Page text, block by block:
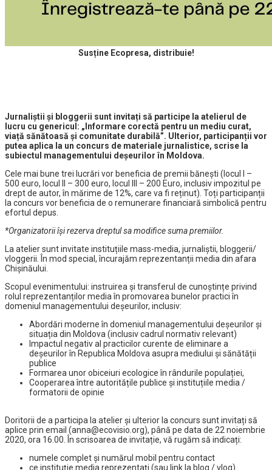
Susține Ecopresa, distribuie!
Jurnaliștii și bloggerii sunt invitați să participe la atelierul de
lucru cu genericul: „Informare corectă pentru un mediu curat,
viață sănătoasă și comunitate durabilă”. Ulterior, participanții vor
putea aplica la un concurs de materiale jurnalistice, scrise la
subiectul managementului deșeurilor în Moldova.
Cele mai bune trei lucrări vor beneficia de premii bănești (locul I –
500 euro, locul II – 300 euro, locul III – 200 Euro, inclusiv impozitul pe
drept de autor, în mărime de 12%, care va fi reținut). Toți participanții
la concurs vor beneficia de o remunerare financiară simbolică pentru
efortul depus.
*Organizatorii își rezerva dreptul sa modifice suma premiilor.
La atelier sunt invitate instituțiile mass-media, jurnaliștii, bloggerii/
vloggerii. În mod special, încurajăm reprezentanții media din afara
Chișinăului.
Scopul evenimentului: instruirea și transferul de cunoștințe privind
rolul reprezentanților media în promovarea bunelor practici în
domeniul managementului deșeurilor, inclusiv:
Abordări moderne în domeniul managementului deșeurilor și
situația din Moldova (inclusiv cadrul normativ relevant)
Impactul negativ al practicilor curente de eliminare a
deșeurilor în Republica Moldova asupra mediului și sănătății
publice
Formarea unor obiceiuri ecologice în rândurile populației,
Cooperarea între autoritățile publice și instituțiile media /
formatorii de opinie
Doritorii de a participa la atelier și ulterior la concurs sunt invitați să
aplice prin email (anna@ecovisio.org), până pe data de 22 noiembrie
2020, ora 16.00. În scrisoarea de invitație, vă rugăm să indicați:
numele complet și numărul mobil pentru contact
ce instituție media reprezentați (sau link la blog / vlog)